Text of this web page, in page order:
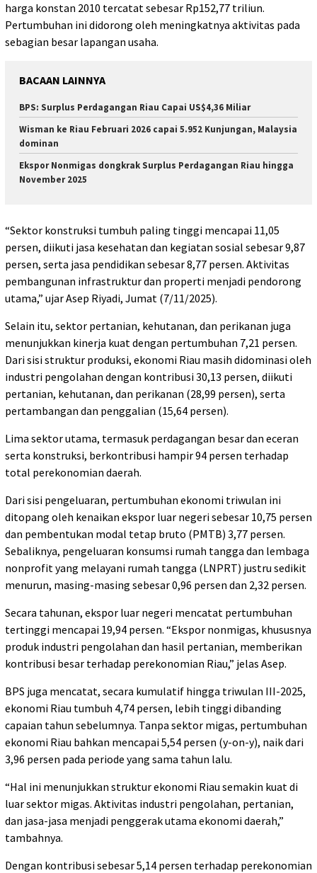
harga konstan 2010 tercatat sebesar Rp152,77 triliun.
Pertumbuhan ini didorong oleh meningkatnya aktivitas pada
sebagian besar lapangan usaha.
BACAAN LAINNYA
BPS: Surplus Perdagangan Riau Capai US$4,36 Miliar
Wisman ke Riau Februari 2026 capai 5.952 Kunjungan, Malaysia
dominan
Ekspor Nonmigas dongkrak Surplus Perdagangan Riau hingga
November 2025
“Sektor konstruksi tumbuh paling tinggi mencapai 11,05
persen, diikuti jasa kesehatan dan kegiatan sosial sebesar 9,87
persen, serta jasa pendidikan sebesar 8,77 persen. Aktivitas
pembangunan infrastruktur dan properti menjadi pendorong
utama,” ujar Asep Riyadi, Jumat (7/11/2025).
Selain itu, sektor pertanian, kehutanan, dan perikanan juga
menunjukkan kinerja kuat dengan pertumbuhan 7,21 persen.
Dari sisi struktur produksi, ekonomi Riau masih didominasi oleh
industri pengolahan dengan kontribusi 30,13 persen, diikuti
pertanian, kehutanan, dan perikanan (28,99 persen), serta
pertambangan dan penggalian (15,64 persen).
Lima sektor utama, termasuk perdagangan besar dan eceran
serta konstruksi, berkontribusi hampir 94 persen terhadap
total perekonomian daerah.
Dari sisi pengeluaran, pertumbuhan ekonomi triwulan ini
ditopang oleh kenaikan ekspor luar negeri sebesar 10,75 persen
dan pembentukan modal tetap bruto (PMTB) 3,77 persen.
Sebaliknya, pengeluaran konsumsi rumah tangga dan lembaga
nonprofit yang melayani rumah tangga (LNPRT) justru sedikit
menurun, masing-masing sebesar 0,96 persen dan 2,32 persen.
Secara tahunan, ekspor luar negeri mencatat pertumbuhan
tertinggi mencapai 19,94 persen. “Ekspor nonmigas, khususnya
produk industri pengolahan dan hasil pertanian, memberikan
kontribusi besar terhadap perekonomian Riau,” jelas Asep.
BPS juga mencatat, secara kumulatif hingga triwulan III-2025,
ekonomi Riau tumbuh 4,74 persen, lebih tinggi dibanding
capaian tahun sebelumnya. Tanpa sektor migas, pertumbuhan
ekonomi Riau bahkan mencapai 5,54 persen (y-on-y), naik dari
3,96 persen pada periode yang sama tahun lalu.
“Hal ini menunjukkan struktur ekonomi Riau semakin kuat di
luar sektor migas. Aktivitas industri pengolahan, pertanian,
dan jasa-jasa menjadi penggerak utama ekonomi daerah,”
tambahnya.
Dengan kontribusi sebesar 5,14 persen terhadap perekonomian